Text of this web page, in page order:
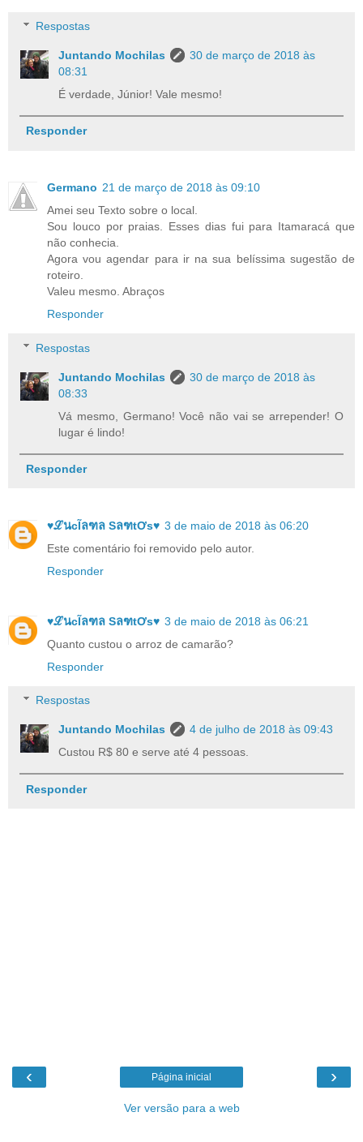
Respostas
Juntando Mochilas
30 de março de 2018 às
08:31
É verdade, Júnior! Vale mesmo!
Responder
Germano 21 de março de 2018 às 09:10
Amei seu Texto sobre o local.
Sou louco por praias. Esses dias fui para Itamaracá que
não conhecia.
Agora vou agendar para ir na sua belíssima sugestão de
roteiro.
Valeu mesmo. Abraços
Responder
Respostas
Juntando Mochilas
30 de março de 2018 às
08:33
Vá mesmo, Germano! Você não vai se arrepender! O
lugar é lindo!
Responder
♥ℒนcĨลฑล SลฑtƠѕ♥ 3 de maio de 2018 às 06:20
Este comentário foi removido pelo autor.
Responder
♥ℒนcĨลฑล SลฑtƠѕ♥ 3 de maio de 2018 às 06:21
Quanto custou o arroz de camarão?
Responder
Respostas
Juntando Mochilas
4 de julho de 2018 às 09:43
Custou R$ 80 e serve até 4 pessoas.
Responder
‹ ›
Página inicial
Ver versão para a web